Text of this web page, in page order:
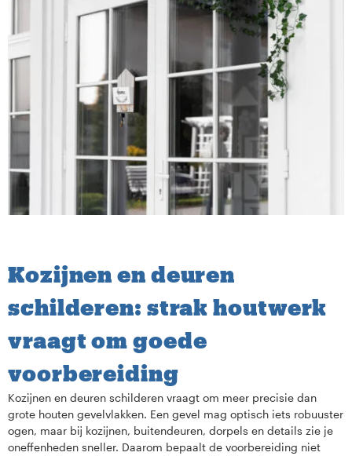
Kozijnen en deuren
schilderen: strak houtwerk
vraagt om goede
voorbereiding
Kozijnen en deuren schilderen vraagt om meer precisie dan
grote houten gevelvlakken. Een gevel mag optisch iets robuuster
ogen, maar bij kozijnen, buitendeuren, dorpels en details zie je
oneffenheden sneller. Daarom bepaalt de voorbereiding niet